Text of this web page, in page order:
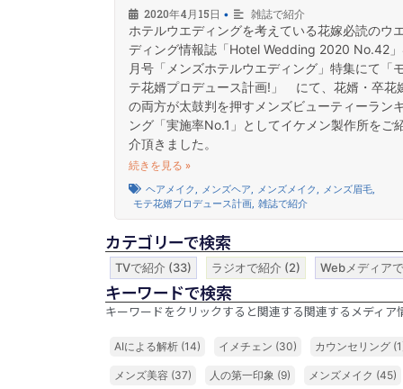
2020年4月15日 • 雑誌で紹介
ホテルウエディングを考えている花嫁必読のウ
ディング情報誌「Hotel Wedding 2020 No.42
月号「メンズホテルウエディング」特集にて「
テ花婿プロデュース計画!」 にて、花婿・卒花
の両方が太鼓判を押すメンズビューティーラン
ング「実施率No.1」としてイケメン製作所をご
介頂きました。
続きを見る »
ヘアメイク メンズヘア メンズメイク メンズ眉毛,
モテ花婿プロデュース計画 雑誌で紹介
カテゴリーで検索
TVで紹介 (33) ラジオで紹介 (2) Webメディア
キーワードで検索
キーワードをクリックすると関連する関連するメディア
AIによる解析 (14) イメチェン (30) カウンセリング
メンズ美容 (37) 人の第一印象 (9) メンズメイク (45)